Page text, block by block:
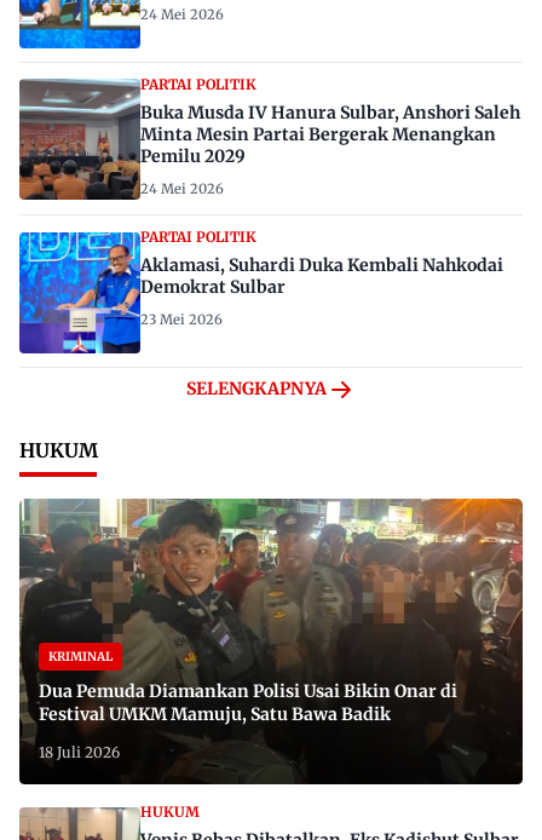
24 Mei 2026
PARTAI POLITIK
Buka Musda IV Hanura Sulbar, Anshori Saleh
Minta Mesin Partai Bergerak Menangkan
Pemilu 2029
24 Mei 2026
PARTAI POLITIK
Aklamasi, Suhardi Duka Kembali Nahkodai
Demokrat Sulbar
23 Mei 2026
SELENGKAPNYA
HUKUM
KRIMINAL
Dua Pemuda Diamankan Polisi Usai Bikin Onar di
Festival UMKM Mamuju, Satu Bawa Badik
18 Juli 2026
HUKUM